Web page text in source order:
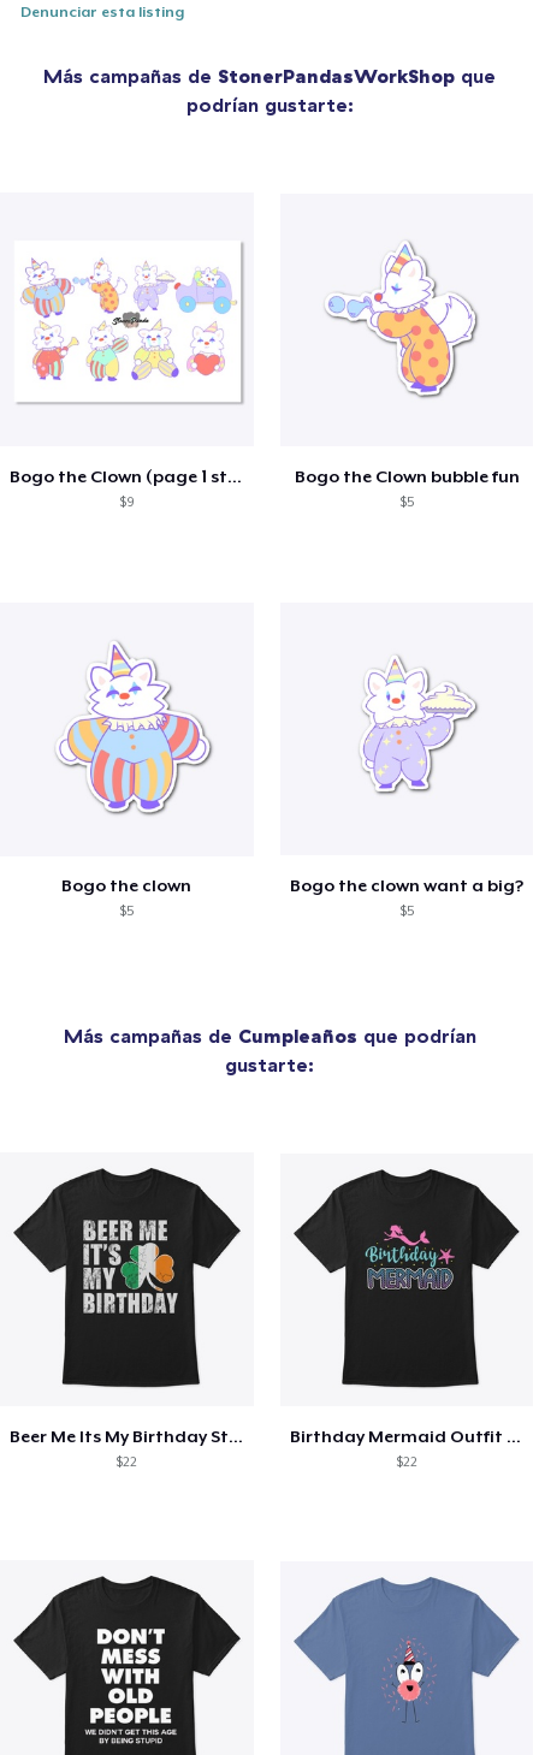
Denunciar esta listing
Más campañas de StonerPandasWorkShop que
podrían gustarte:
Bogo the Clown (page 1 sticker sheet)
$9
Bogo the Clown bubble fun
$5
Bogo the clown
$5
Bogo the clown want a big?
$5
Más campañas de Cumpleaños que podrían
gustarte:
Beer Me Its My Birthday St Patricks Day
$22
Birthday Mermaid Outfit Costume
$22